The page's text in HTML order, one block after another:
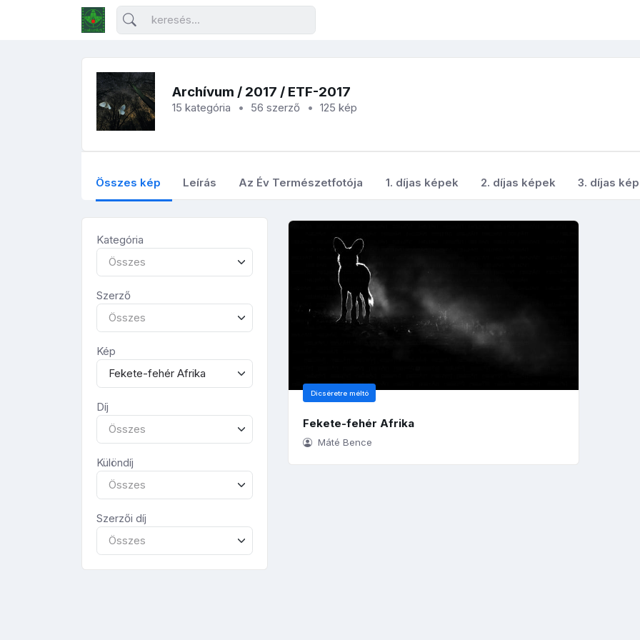
Archívum / 2017 / ETF-2017
15 kategória 56 szerző 125 kép
Összes kép Leírás Az Év Természetfotója 1. díjas képek 2. díjas képek 3. díjas
Kategória
Összes
Szerző
Összes
Kép
Fekete-fehér Afrika
Díj
Összes
Különdíj
Összes
Szerzői díj
Összes
Dicséretre méltó
Fekete-fehér Afrika
Máté Bence